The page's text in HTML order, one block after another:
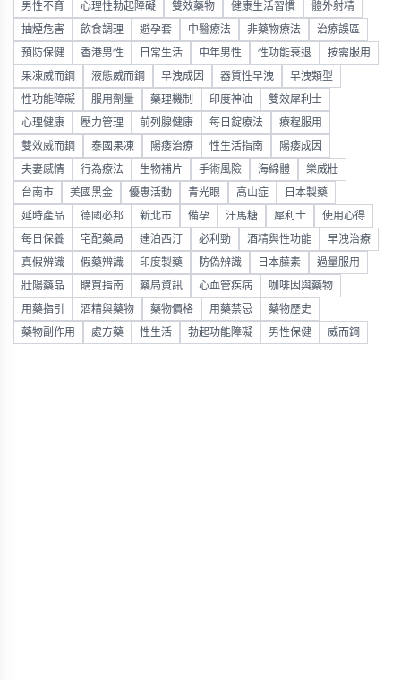
男性不育 心理性勃起障礙 雙效藥物 健康生活習慣 體外射精
抽煙危害 飲食調理 避孕套 中醫療法 非藥物療法 治療誤區
預防保健 香港男性 日常生活 中年男性 性功能衰退 按需服用
果凍威而鋼 液態威而鋼 早洩成因 器質性早洩 早洩類型
性功能障礙 服用劑量 藥理機制 印度神油 雙效犀利士
心理健康 壓力管理 前列腺健康 每日錠療法 療程服用
雙效威而鋼 泰國果凍 陽痿治療 性生活指南 陽痿成因
夫妻感情 行為療法 生物補片 手術風險 海綿體 樂威壯
台南市 美國黑金 優惠活動 青光眼 高山症 日本製藥
延時產品 德國必邦 新北市 備孕 汗馬糖 犀利士 使用心得
每日保養 宅配藥局 達泊西汀 必利勁 酒精與性功能 早洩治療
真假辨識 假藥辨識 印度製藥 防偽辨識 日本藤素 過量服用
壯陽藥品 購買指南 藥局資訊 心血管疾病 咖啡因與藥物
用藥指引 酒精與藥物 藥物價格 用藥禁忌 藥物歷史
藥物副作用 處方藥 性生活 勃起功能障礙 男性保健 威而鋼